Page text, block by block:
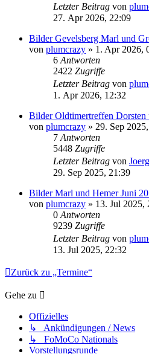
Letzter Beitrag von
27. Apr 2026, 22:09
Bilder Gevelsberg Marl und
von plumcrazy » 1. Apr 2026,
6 Antworten
2422 Zugriffe
Letzter Beitrag von
1. Apr 2026, 12:32
Bilder Oldtimertreffen Dorsten
von plumcrazy » 29. Sep
7 Antworten
5448 Zugriffe
Letzter Beitrag von
29. Sep 2025, 21:39
Bilder Marl und Hemer Juni
von plumcrazy » 13. Jul 2025,
0 Antworten
9239 Zugriffe
Letzter Beitrag von
13. Jul 2025, 22:32
Zurück zu „Termine“
Gehe zu
Offizielles
↳ Ankündigungen / News
↳ FoMoCo Nationals
Vorstellungsrunde